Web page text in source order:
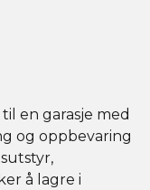
en garasje med
og oppbevaring
å lagre i